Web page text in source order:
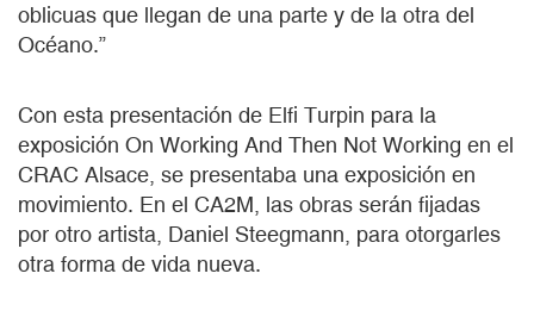
oblicuas que llegan de una parte y de la otra del
Océano.”
Con esta presentación de Elfi Turpin para la
exposición On Working And Then Not Working en el
CRAC Alsace, se presentaba una exposición en
movimiento. En el CA2M, las obras serán fijadas
por otro artista, Daniel Steegmann, para otorgarles
otra forma de vida nueva.